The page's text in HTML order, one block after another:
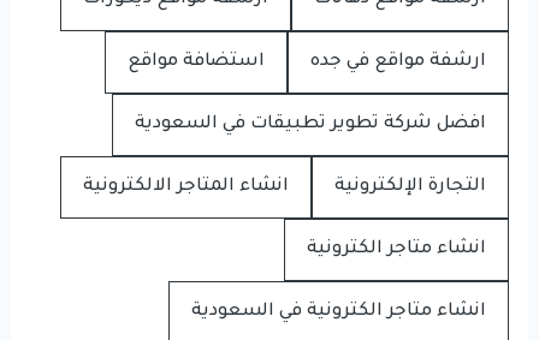
ارشفة مواقع في جده استضافة مواقع
افضل شركة تطوير تطبيقات في السعودية
التجارة الإلكترونية انشاء المتاجر الالكترونية
انشاء متاجر الكترونية
انشاء متاجر الكترونية في السعودية